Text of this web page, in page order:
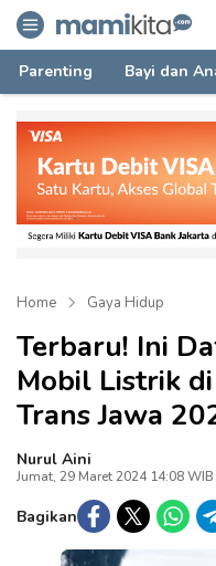
mamikita.com
Informasi Parenting
Parenting Bayi dan
Home Gaya Hidup
Terbaru! Ini
Mobil Listrik
Trans Jawa
Nurul Aini
Jumat, 29 Maret 2024 14:08 WIB
Bagikan